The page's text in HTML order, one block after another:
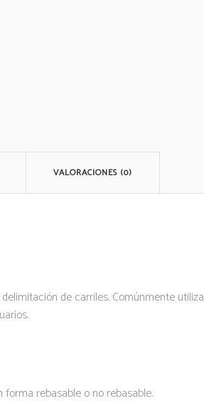
VALORACIONES (0)
de carriles. Comúnmente
rebasable o no rebasable.